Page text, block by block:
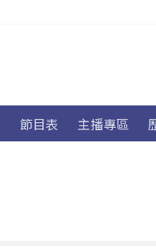
節目表 主播專區